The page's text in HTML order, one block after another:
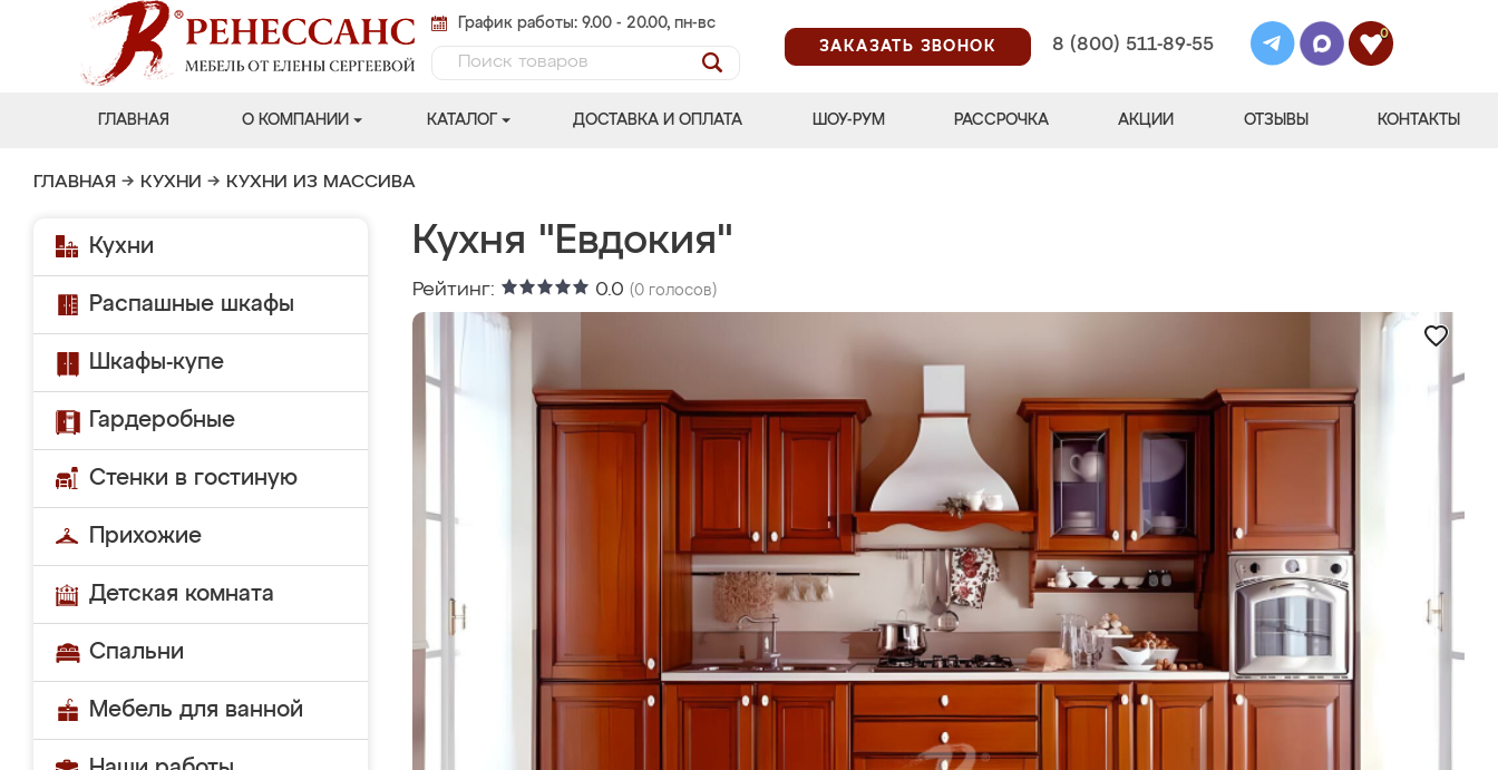
График работы: 9.00 - 20.00, пн-вс
ЗАКАЗАТЬ ЗВОНОК
8 (800) 511-89-55
0
ГЛАВНАЯ О КОМПАНИИ КАТАЛОГ ДОСТАВКА И ОПЛАТА ШОУ-РУМ РАССРОЧКА АКЦИИ ОТЗЫВЫ КОНТАКТЫ
ГЛАВНАЯ → КУХНИ → КУХНИ ИЗ МАССИВА
Кухни
Распашные шкафы
Шкафы-купе
Гардеробные
Стенки в гостиную
Прихожие
Детская комната
Спальни
Мебель для ванной
Кухня "Евдокия"
Рейтинг: 0.0 (0 голосов)